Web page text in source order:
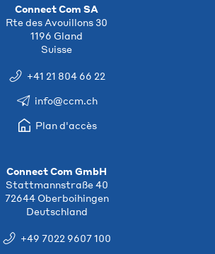
Connect Com SA
Rte des Avouillons 30
1196 Gland
Suisse
+41 21 804 66 22
info@ccm.ch
Plan d'accès
Connect Com GmbH
Stattmannstraße 40
72644 Oberboihingen
Deutschland
+49 7022 9607 100